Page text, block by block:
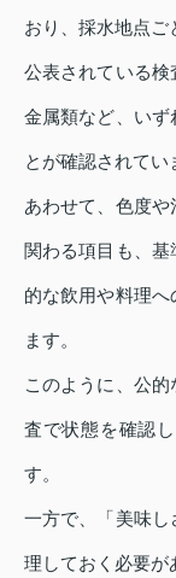
おり、採水地点ご
公表されている検
金属類など、いず
とが確認されてい
あわせて、色度
関わる項目も、
的な飲用や料理
ます。
このように、公
査で状態を確認
す。
一方で、「美味
理しておく必要が